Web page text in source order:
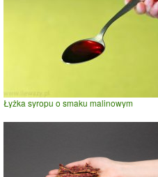
Łyżka syropu o smaku malinowym